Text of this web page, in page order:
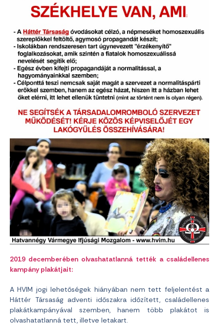
2019 decemberében olvashatatlanná tették a családellenes
kampány plakátjait:
A HVIM jogi lehetőségek hiányában nem tett feljelentést a
Háttér Társaság adventi időszakra időzített, családellenes
plakátkampányával szemben, hanem több plakátot is
olvashatatlanná tett, illetve letakart.